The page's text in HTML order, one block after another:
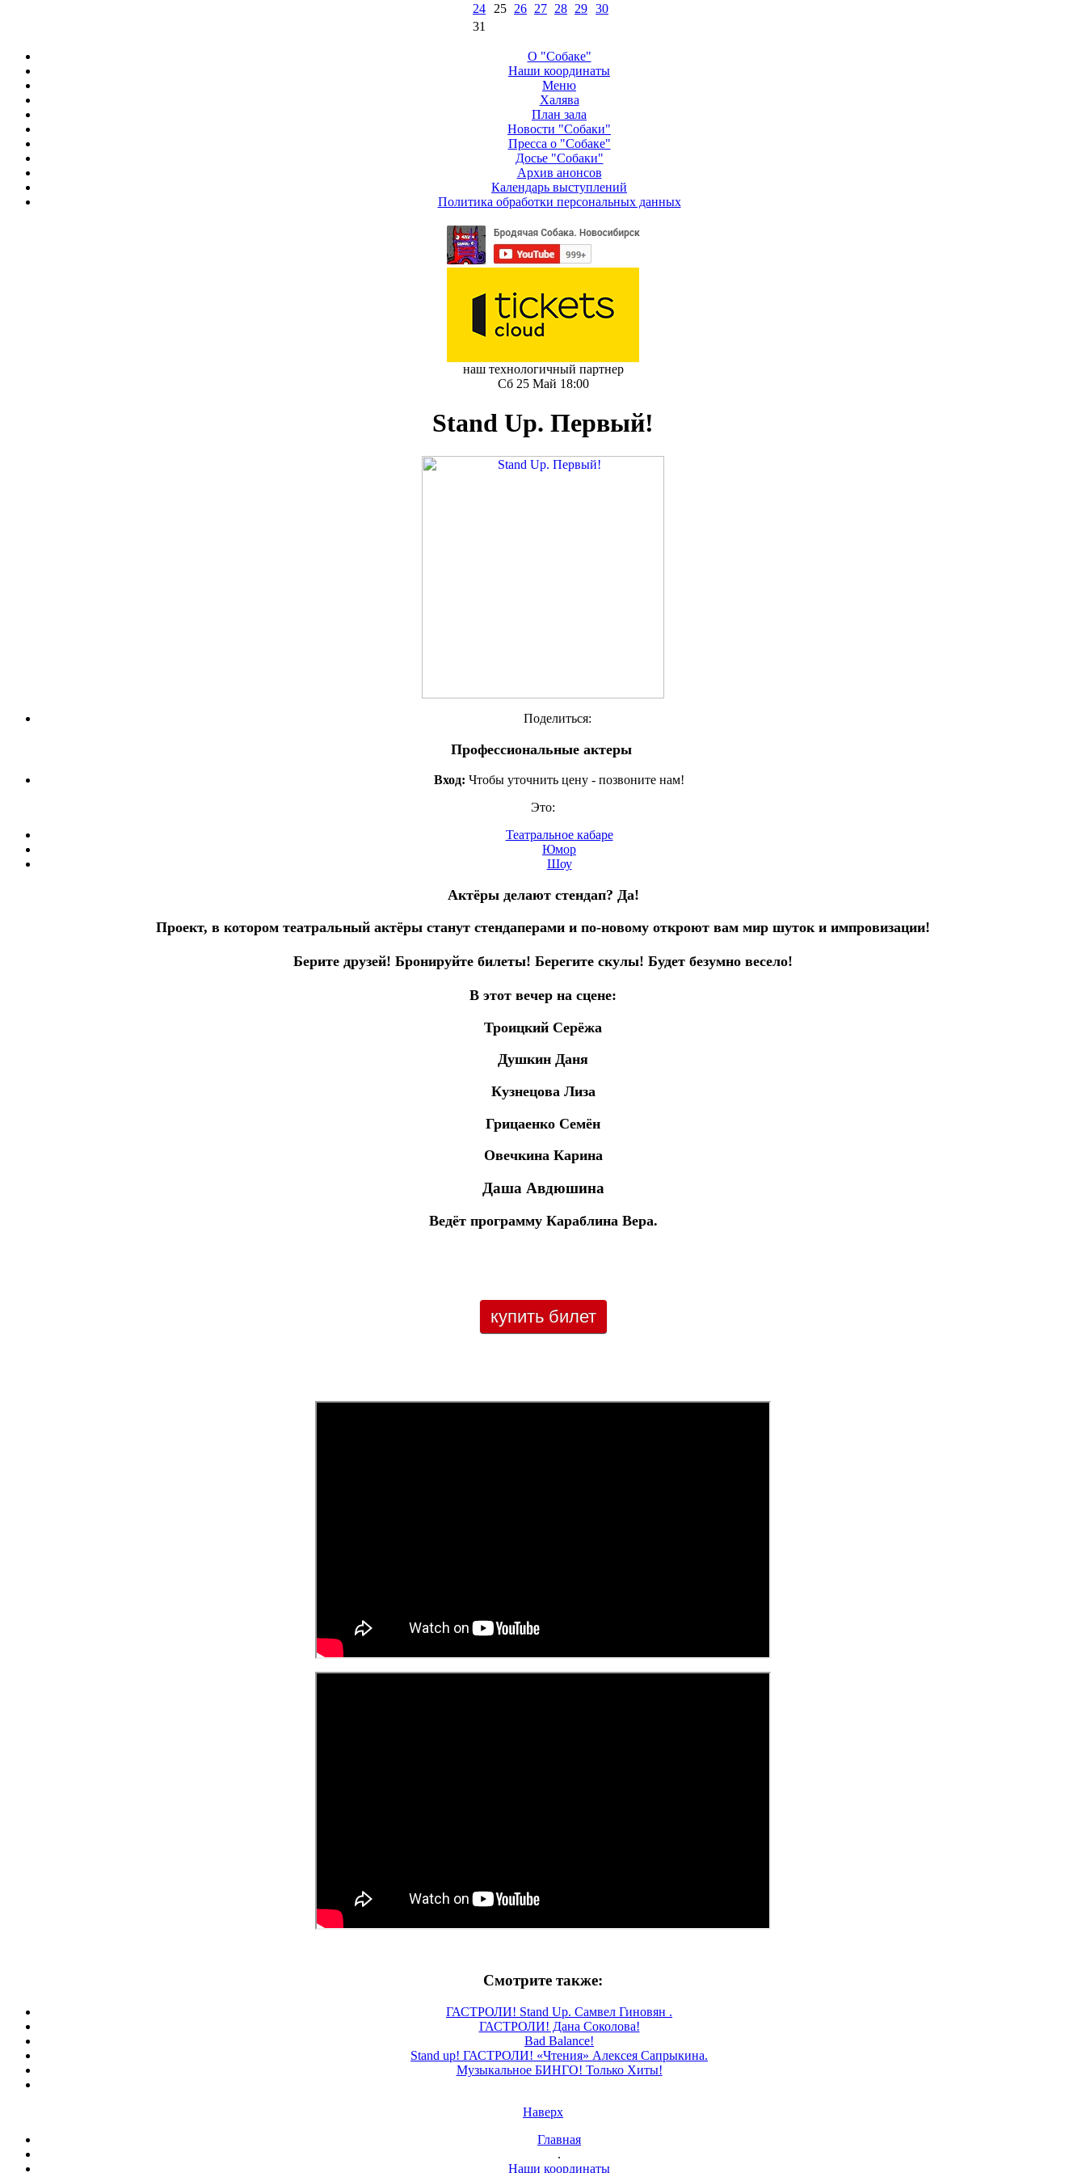
24
25 26 27 28 29 30
31
О "Собаке"
Наши координаты
Меню
Халява
План зала
Новости "Собаки"
Пресса о "Собаке"
Досье "Собаки"
Архив анонсов
Календарь выступлений
Политика обработки персональных данных
наш технологичный партнер
Сб 25 Май 18:00
Stand Up. Первый!
Поделиться:
Профессиональные актеры
Вход: Чтобы уточнить цену - позвоните нам!
Это:
Театральное кабаре
Юмор
Шоу
Актёры делают стендап? Да!
Проект, в котором театральный актёры станут стендаперами и по-новому откроют вам мир шуток и импровизации!
Берите друзей! Бронируйте билеты! Берегите скулы! Будет безумно весело!
В этот вечер на сцене:
Троицкий Серёжа
Душкин Даня
Кузнецова Лиза
Грицаенко Семён
Овечкина Карина
Даша Авдюшина
Ведёт программу Караблина Вера.
купить билет
Смотрите также:
ГАСТРОЛИ! Stand Up. Самвел Гиновян .
ГАСТРОЛИ! Дана Соколова!
Bad Balance!
Stand up! ГАСТРОЛИ! «Чтения» Алексея Сапрыкина.
Музыкальное БИНГО! Только Хиты!
Наверх
Главная
.
Наши координаты